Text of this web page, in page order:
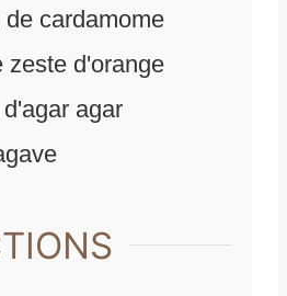
cardamome
zeste d'orange
agar